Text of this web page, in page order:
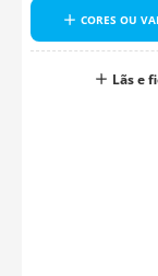
CORES OU
Lãs e